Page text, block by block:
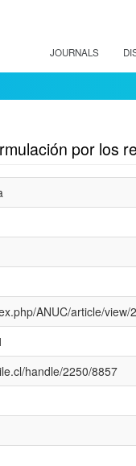
JOURNALS
por los
ANUC/article/view/
handle/2250/8857